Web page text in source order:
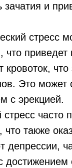
и
стресс
что
что
Это может
с эрекцией.
часто
также
достижением